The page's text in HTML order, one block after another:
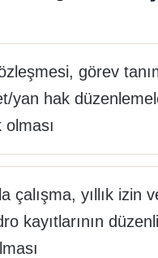
görev
yan hak
olması
çalışma, yıllık izin
kayıtlarının düzenli